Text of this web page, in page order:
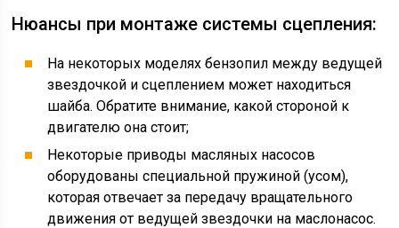
Нюансы при монтаже системы сцепления:
На некоторых моделях бензопил между ведущей
звездочкой и сцеплением может находиться
шайба. Обратите внимание, какой стороной к
двигателю она стоит;
Некоторые приводы масляных насосов
оборудованы специальной пружиной (усом),
которая отвечает за передачу вращательного
движения от ведущей звездочки на маслонасос.